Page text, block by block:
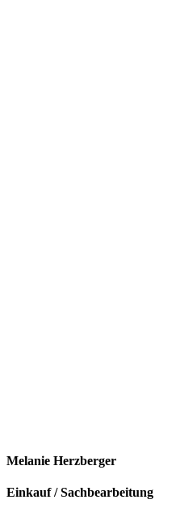
Melanie Herzberger
Einkauf / Sachbearbeitung